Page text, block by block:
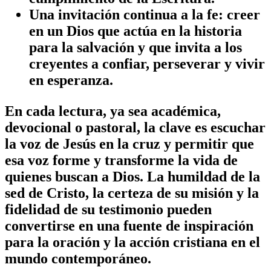
Una invitación continua a la fe: creer
en un Dios que actúa en la historia
para la salvación y que invita a los
creyentes a confiar, perseverar y vivir
en esperanza.
En cada lectura, ya sea académica,
devocional o pastoral, la clave es escuchar
la voz de Jesús en la cruz y permitir que
esa voz forme y transforme la vida de
quienes buscan a Dios. La humildad de la
sed de Cristo, la certeza de su misión y la
fidelidad de su testimonio pueden
convertirse en una fuente de inspiración
para la oración y la acción cristiana en el
mundo contemporáneo.